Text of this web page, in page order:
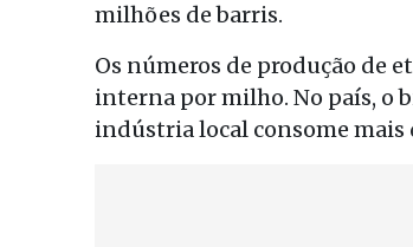
milhões de barris.
Os números de produção de
interna por milho. No país, o
indústria local consome mais